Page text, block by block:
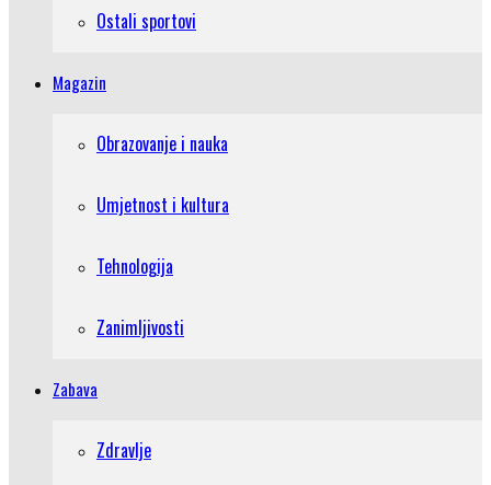
Ostali sportovi
Magazin
Obrazovanje i nauka
Umjetnost i kultura
Tehnologija
Zanimljivosti
Zabava
Zdravlje